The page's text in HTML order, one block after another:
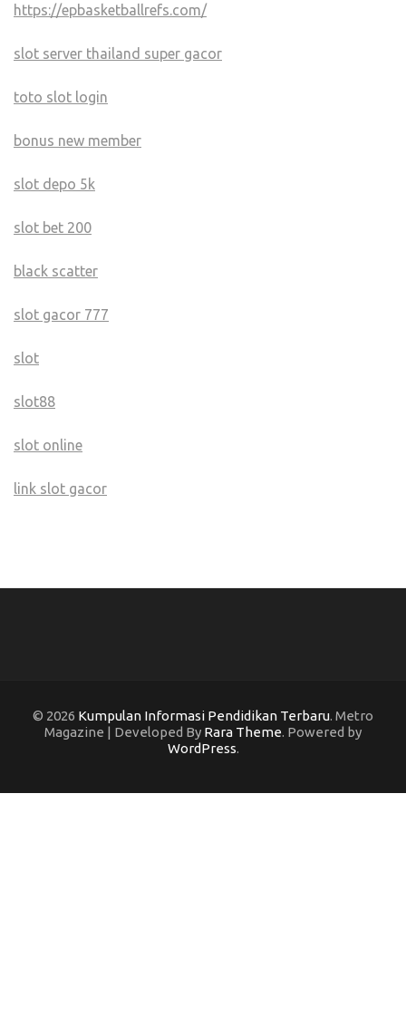
https://epbasketballrefs.com/
slot server thailand super gacor
toto slot login
bonus new member
slot depo 5k
slot bet 200
black scatter
slot gacor 777
slot
slot88
slot online
link slot gacor
© 2026 Kumpulan Informasi Pendidikan Terbaru. Metro
Magazine | Developed By Rara Theme. Powered by
WordPress.